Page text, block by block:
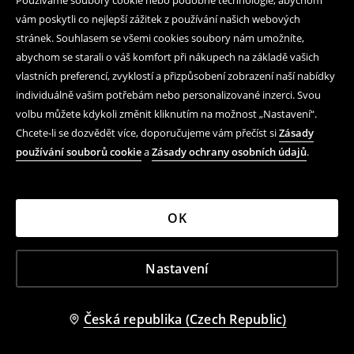
vám poskytli co nejlepší zážitek z používání našich webových
stránek. Souhlasem se všemi cookies soubory nám umožníte,
abychom se starali o váš komfort při nákupech na základě vašich
vlastních preferencí, zvyklostí a přizpůsobení zobrazení naší nabídky
individuálně vašim potřebám nebo personalizované inzerci. Svou
volbu můžete kdykoli změnit kliknutím na možnost „Nastavení“.
Chcete-li se dozvědět více, doporučujeme vám přečíst siZásady
používání souborů cookieaZásady ochrany osobních údajů.
Nastavení
OK
Česká republika (Czech Republic)
Pásek z napodobeniny kůže